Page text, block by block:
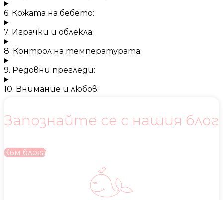
6. Кожата на бебето:
7. Играчки и облекла:
8. Контрол на температурата:
9. Редовни прегледи:
10. Внимание и любов:
Запознайте се с нашия блог
Към блога